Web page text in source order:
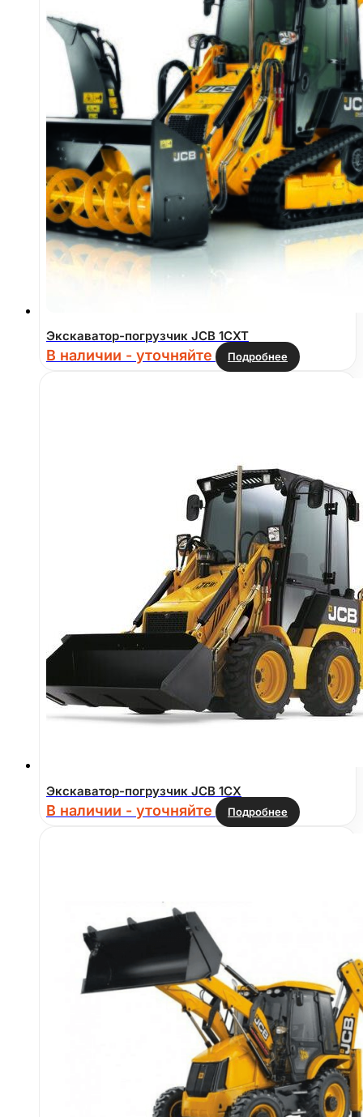
Экскаватор-погрузчик JCB 1CXT
В наличии - уточняйте Подробнее
Экскаватор-погрузчик JCB 1CX
В наличии - уточняйте Подробнее